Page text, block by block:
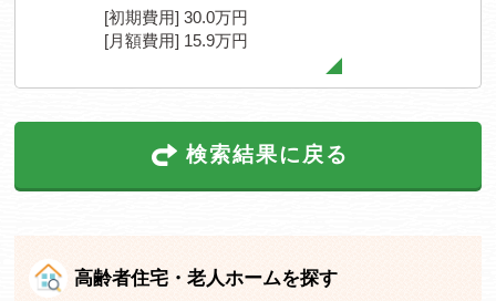
[初期費用] 30.0万円
[月額費用] 15.9万円
検索結果に戻る
高齢者住宅・老人ホームを探す